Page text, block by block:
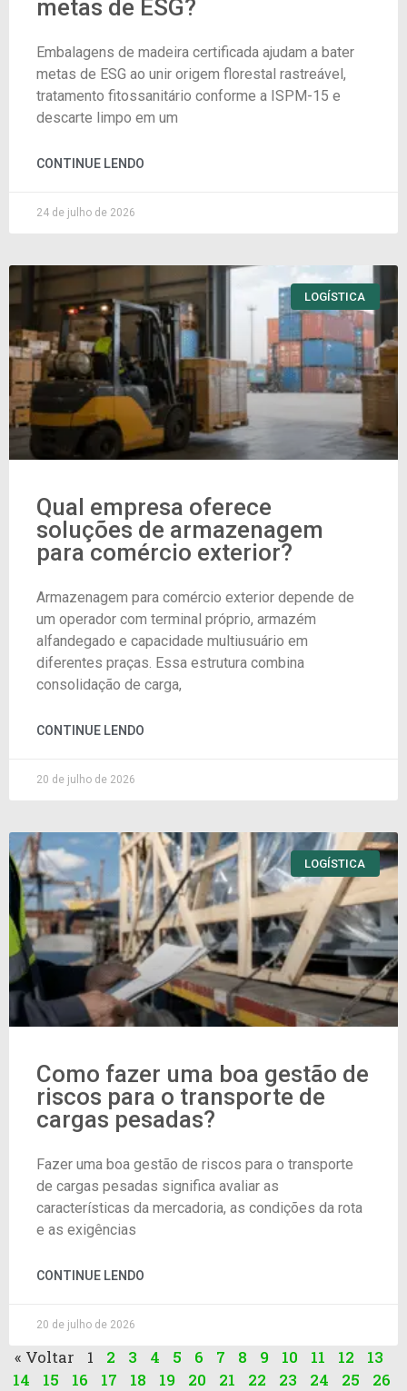
metas de ESG?
Embalagens de madeira certificada ajudam a bater
metas de ESG ao unir origem florestal rastreável,
tratamento fitossanitário conforme a ISPM-15 e
descarte limpo em um
CONTINUE LENDO
24 de julho de 2026
LOGÍSTICA
Qual empresa oferece
soluções de armazenagem
para comércio exterior?
Armazenagem para comércio exterior depende de
um operador com terminal próprio, armazém
alfandegado e capacidade multiusuário em
diferentes praças. Essa estrutura combina
consolidação de carga,
CONTINUE LENDO
20 de julho de 2026
LOGÍSTICA
Como fazer uma boa gestão de
riscos para o transporte de
cargas pesadas?
Fazer uma boa gestão de riscos para o transporte
de cargas pesadas significa avaliar as
características da mercadoria, as condições da rota
e as exigências
CONTINUE LENDO
20 de julho de 2026
« Voltar 1 2 3 4 5 6 7 8 9 10 11 12
13
14
15 16 17 18 19 20 21 22 23 24 25
26